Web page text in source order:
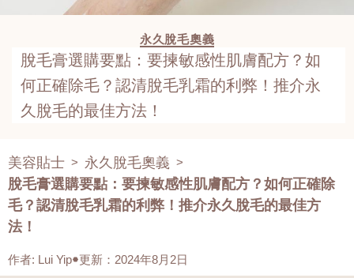
永久脫毛奧義
脫毛膏選購要點：要揀敏感性肌膚配方？如
何正確除毛？認清脫毛乳霜的利弊！推介永
久脫毛的最佳方法！
美容貼士 > 永久脫毛奧義 >
脫毛膏選購要點：要揀敏感性肌膚配方？如何正確除
毛？認清脫毛乳霜的利弊！推介永久脫毛的最佳方
法！
作者: Lui Yip 更新：2024年8月2日